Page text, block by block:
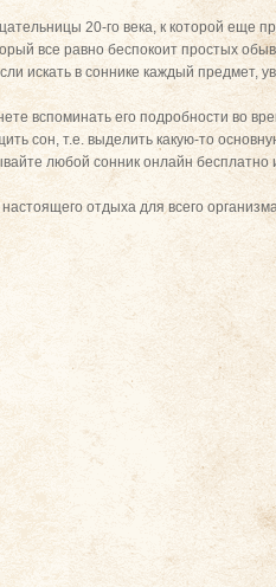
20-го века, к которой еще
все равно беспокоит простых
искать в соннике каждый предмет,
вспоминать его подробности во
сон, т.е. выделить какую-то
любой сонник онлайн бесплатно
отдыха для всего